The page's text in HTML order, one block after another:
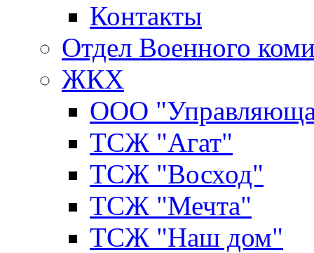
Контакты
Отдел Военного
ЖКХ
ООО
ТСЖ "Агат"
ТСЖ "Восход"
ТСЖ "Мечта"
ТСЖ "Наш дом"